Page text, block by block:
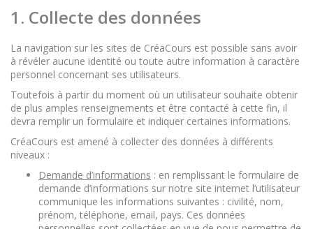
1. Collecte des données
La navigation sur les sites de CréaCours est possible sans avoir
à révéler aucune identité ou toute autre information à caractère
personnel concernant ses utilisateurs.
Toutefois à partir du moment où un utilisateur souhaite obtenir
de plus amples renseignements et être contacté à cette fin, il
devra remplir un formulaire et indiquer certaines informations.
CréaCours est amené à collecter des données à différents
niveaux :
Demande d’informations : en remplissant le formulaire de
demande d’informations sur notre site internet l’utilisateur
communique les informations suivantes : civilité, nom,
prénom, téléphone, email, pays. Ces données